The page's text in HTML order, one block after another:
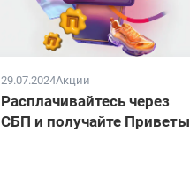
29.07.2024Акции
Расплачивайтесь через
СБП и получайте Приветы